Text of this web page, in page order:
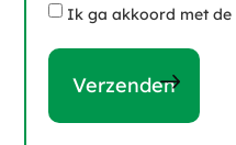
Instemming
Ik ga akkoord met de